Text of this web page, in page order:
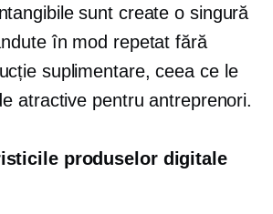
sunt create o singură
în mod repetat fără
suplimentare, ceea ce le
atractive pentru antreprenori.
produselor digitale